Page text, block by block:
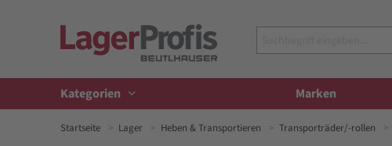
Kategorien Marken
Startseite Lager Heben & Transportieren Transporträder/-rollen